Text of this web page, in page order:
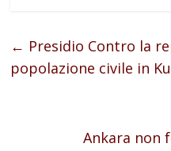
← Presidio Contro la
popolazione civile in
Ankara non